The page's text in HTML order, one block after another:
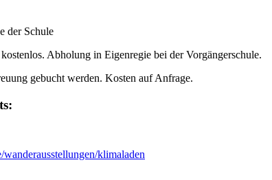
der Schule
Abholung in Eigenregie bei der Vorgängerschule.
gebucht werden. Kosten auf Anfrage.
klimaladen